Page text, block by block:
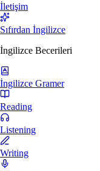
İletişim
Sıfırdan İngilizce
İngilizce Becerileri
İngilizce Gramer
Reading
Listening
Writing